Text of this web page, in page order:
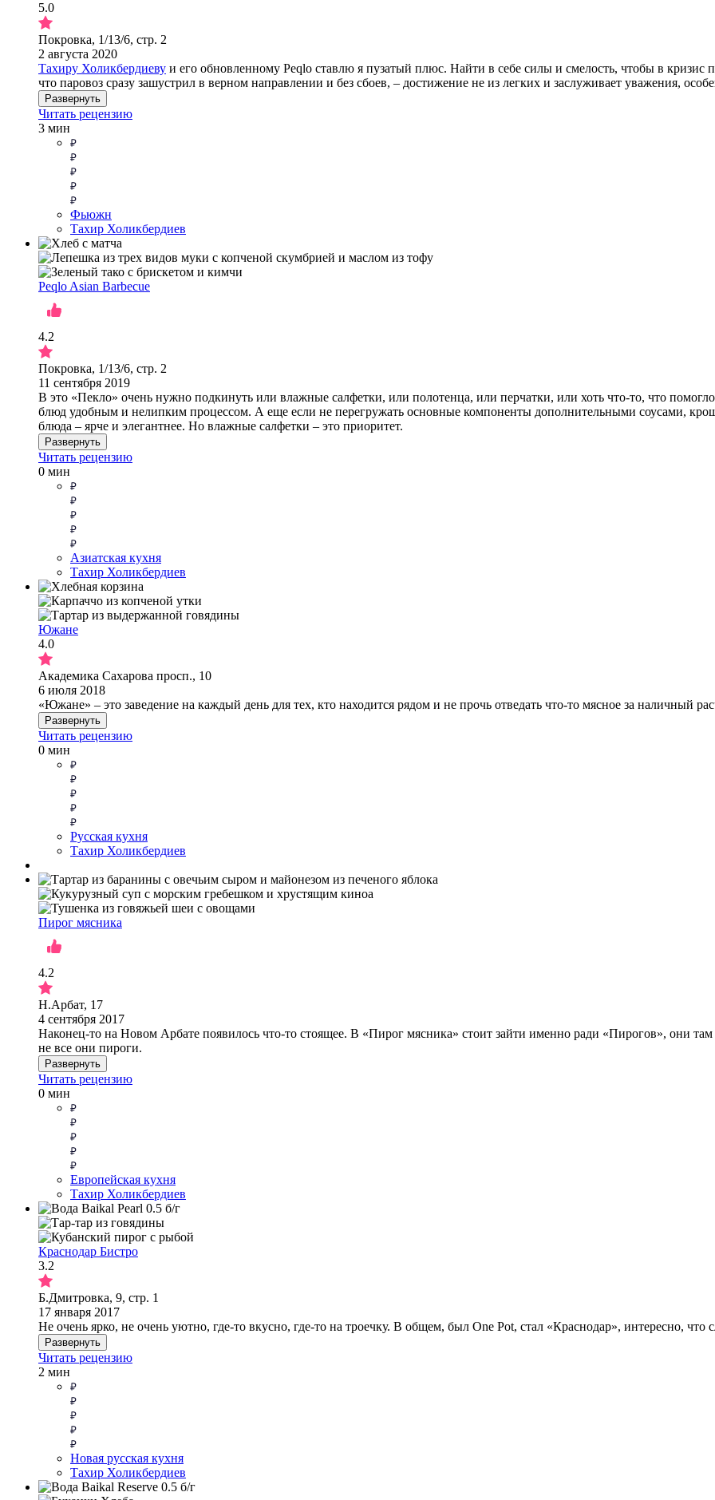
5.0
Покровка, 1/13/6, стр. 2
2 августа 2020
Тахиру Холикбердиеву и его обновленному Peqlo ставлю я пузатый плюс. Найти в себе силы и смелость, чтобы в кризис
что паровоз сразу зашустрил в верном направлении и без сбоев, – достижение не из легких и заслуживает уважения,
Развернуть
Читать рецензию
3 мин
Фьюжн
Тахир Холикбердиев
Peqlo Asian Barbecue
4.2
Покровка, 1/13/6, стр. 2
11 сентября 2019
В это «Пекло» очень нужно подкинуть или влажные салфетки, или полотенца, или перчатки, или хоть что-то, что
блюд удобным и нелипким процессом. А еще если не перегружать основные компоненты дополнительными соусами,
блюда – ярче и элегантнее. Но влажные салфетки – это приоритет.
Развернуть
Читать рецензию
0 мин
Азиатская кухня
Тахир Холикбердиев
Южане
4.0
Академика Сахарова просп., 10
6 июля 2018
«Южане» – это заведение на каждый день для тех, кто находится рядом и не прочь отведать что-то мясное за наличный
Развернуть
Читать рецензию
0 мин
Русская кухня
Тахир Холикбердиев
Пирог мясника
4.2
Н.Арбат, 17
4 сентября 2017
Наконец-то на Новом Арбате появилось что-то стоящее. В «Пирог мясника» стоит зайти именно ради «Пирогов», они
не все они пироги.
Развернуть
Читать рецензию
0 мин
Европейская кухня
Тахир Холикбердиев
Краснодар Бистро
3.2
Б.Дмитровка, 9, стр. 1
17 января 2017
Не очень ярко, не очень уютно, где-то вкусно, где-то на троечку. В общем, был One Pot, стал «Краснодар», интересно, что
Развернуть
Читать рецензию
2 мин
Новая русская кухня
Тахир Холикбердиев